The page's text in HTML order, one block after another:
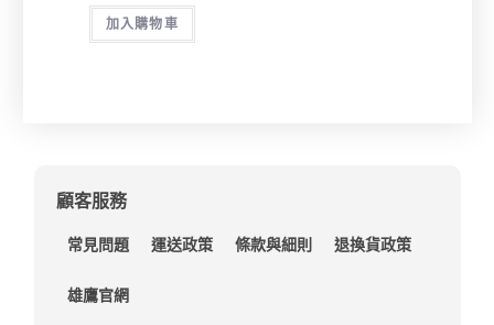
加入購物車
顧客服務
常見問題 運送政策 條款與細則 退換貨政策
雄鷹官網